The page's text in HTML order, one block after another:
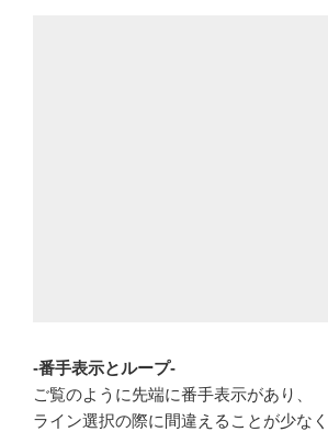
-番手表示とループ-
ご覧のように先端に番手表示があり、
ライン選択の際に間違えることが少なく